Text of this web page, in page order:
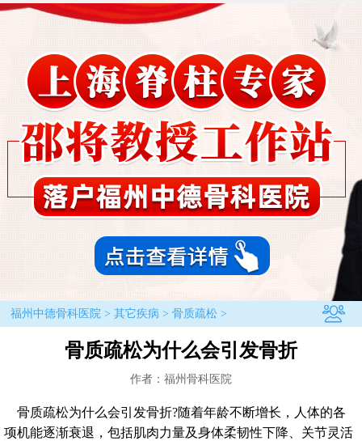
福州中德骨科医院> 其它疾病 > 骨质疏松>
骨质疏松为什么会引发骨折
作者：福州骨科医院
骨质疏松为什么会引发骨折?随着年龄不断增长，人体的各
项机能逐渐衰退，包括肌肉力量及身体柔韧性下降、关节灵活